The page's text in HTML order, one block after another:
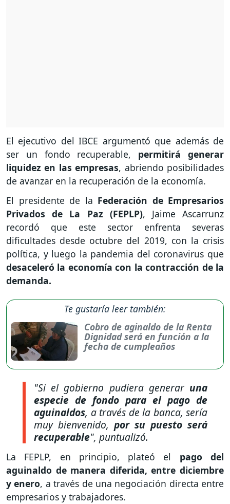
El ejecutivo del IBCE argumentó que además de
ser un fondo recuperable, permitirá generar
liquidez en las empresas, abriendo posibilidades
de avanzar en la recuperación de la economía.
El presidente de la Federación de Empresarios
Privados de La Paz (FEPLP), Jaime Ascarrunz
recordó que este sector enfrenta severas
dificultades desde octubre del 2019, con la crisis
política, y luego la pandemia del coronavirus que
desaceleró la economía con la contracción de la
demanda.
Te gustaría leer también:
Cobro de aginaldo de la Renta
Dignidad será en función a la
fecha de cumpleaños
"Si el gobierno pudiera generaruna
especie de fondo para el pago de
aguinaldos, a través de la banca, sería
muy bienvenido, por su puesto será
recuperable", puntualizó.
La FEPLP, en principio, plateó el pago del
aguinaldo de manera diferida, entre diciembre
y enero, a través de una negociación directa entre
empresarios y trabajadores.